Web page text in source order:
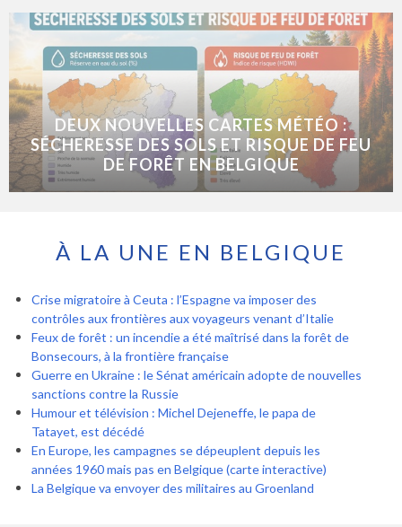
DEUX NOUVELLES CARTES MÉTÉO :
SÉCHERESSE DES SOLS ET RISQUE DE FEU
DE FORÊT EN BELGIQUE
À LA UNE EN BELGIQUE
Crise migratoire à Ceuta : l’Espagne va imposer des
contrôles aux frontières aux voyageurs venant d’Italie
Feux de forêt : un incendie a été maîtrisé dans la forêt de
Bonsecours, à la frontière française
Guerre en Ukraine : le Sénat américain adopte de nouvelles
sanctions contre la Russie
Humour et télévision : Michel Dejeneffe, le papa de
Tatayet, est décédé
En Europe, les campagnes se dépeuplent depuis les
années 1960 mais pas en Belgique (carte interactive)
La Belgique va envoyer des militaires au Groenland